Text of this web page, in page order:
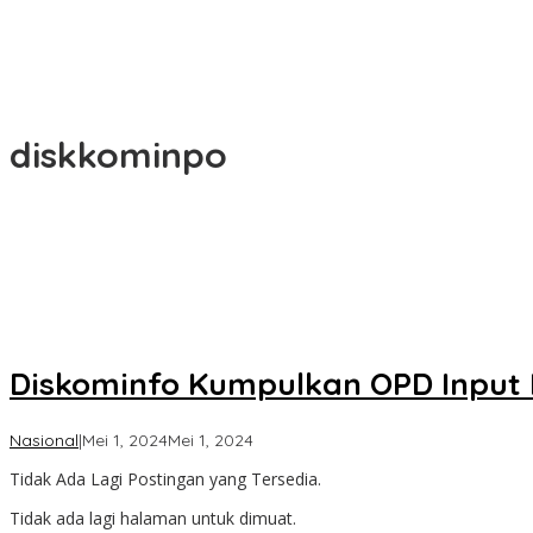
diskkominpo
Diskominfo Kumpulkan OPD Input
Nasional|Mei 1, 2024Mei 1, 2024oleh
KPK
Tidak Ada Lagi Postingan yang Tersedia.
Tidak ada lagi halaman untuk dimuat.